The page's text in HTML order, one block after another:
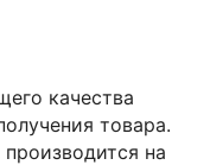
качества
товара.
на